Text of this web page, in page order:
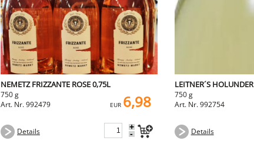
NEMETZ FRIZZANTE ROSE 0,75L
750 g
Art. Nr. 992479
EUR 6,98
Details +
-
LEITNER´S
750 g
Art. Nr. 992754
Details